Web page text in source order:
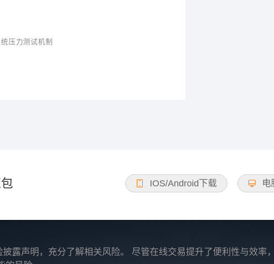
压力测试机制
IOS/Android下载 电
露声明，充分了解相关风险。 尽管在线交易提升了便利性与效率